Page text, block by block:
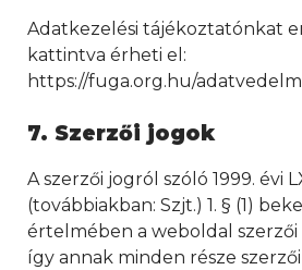
Adatkezelési tájékoztatónkat
kattintva érheti el:
https://fuga.org.hu/
7. Szerzői jogok
A szerzői jogról szóló 1999. évi
(továbbiakban: Szjt.) 1. § (1)
értelmében a weboldal
így annak minden része